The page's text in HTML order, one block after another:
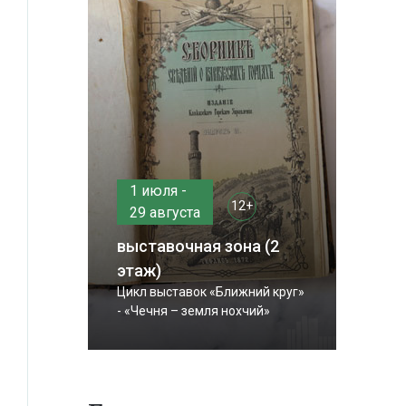
1 июля -
29 августа
12+
выставочная зона (2
этаж)
Цикл выставок «Ближний круг»
- «Чечня – земля нохчий»